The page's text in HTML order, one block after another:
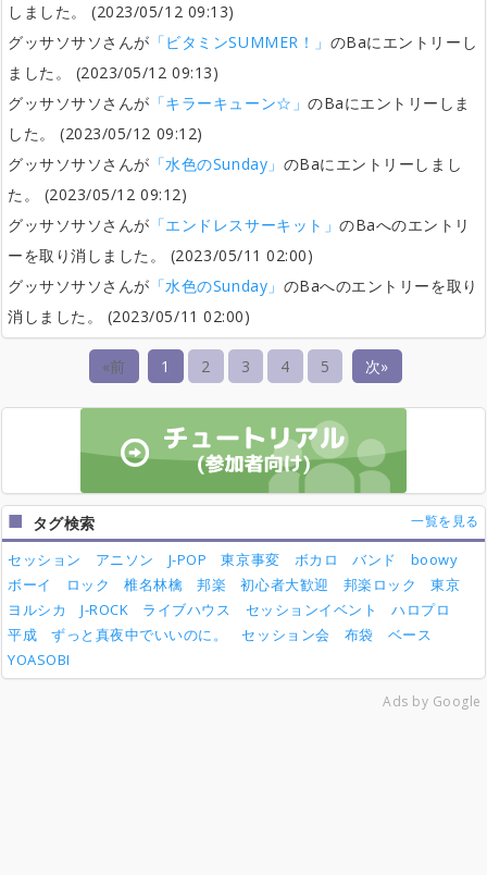
しました。 (2023/05/12 09:13)
グッサソサソさんが 「ビタミンSUMMER！」 のBaにエントリーし
ました。 (2023/05/12 09:13)
グッサソサソさんが 「キラーキューン☆」のBaにエントリーしま
した。 (2023/05/12 09:12)
グッサソサソさんが 「水色のSunday」 のBaにエントリーしまし
た。 (2023/05/12 09:12)
グッサソサソさんが 「エンドレスサーキット」のBaへのエントリ
ーを取り消しました。 (2023/05/11 02:00)
グッサソサソさんが 「水色のSunday」 のBaへのエントリーを取り
消しました。 (2023/05/11 02:00)
«前 1 2 3 4 5 次»
タグ検索 一覧を見る
セッション アニソン J-POP 東京事変 ボカロ バンド
boowy
ボーイ
ロック 椎名林檎 邦楽 初心者大歓迎 邦楽ロック
東京
ヨルシカ
J-ROCK ライブハウス セッションイベント
ハロプロ
平成
ずっと真夜中でいいのに。 セッション会 布袋
ベース
YOASOBI
Ads by Google